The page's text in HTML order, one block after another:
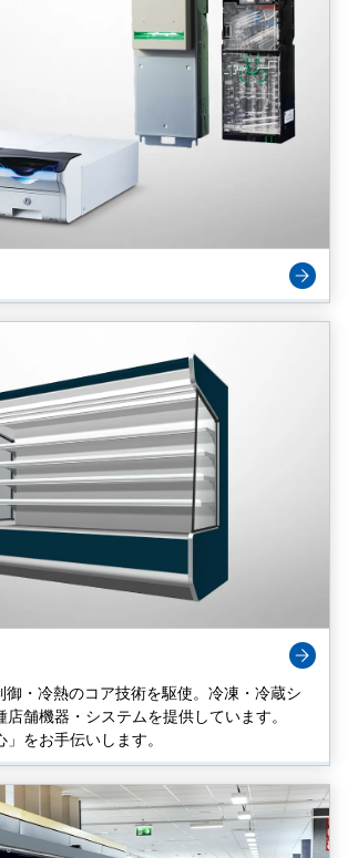
御・冷熱のコア技術を駆使。冷凍・冷蔵シ
店舗機器・システムを提供しています。
」をお手伝いします。